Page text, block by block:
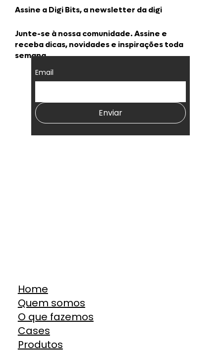
Assine a Digi Bits, a newsletter da digi
Junte-se à nossa comunidade. Assine e
receba dicas, novidades e inspirações toda
semana.
Email
Enviar
Home
Quem somos
O que fazemos
Cases
Produtos